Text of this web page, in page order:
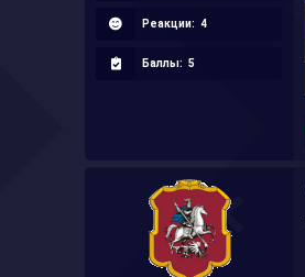
Реакции: 4
Баллы: 5